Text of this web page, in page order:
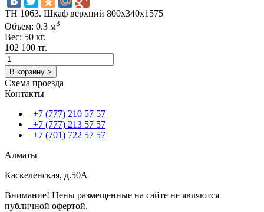
TH 1063. Шкаф верхний 800х340х1575
Объем: 0.3 м3
Вес: 50 кг.
102 100 тг.
В корзину >
Схема проезда
Контакты
+7 (777) 210 57 57
+7 (777) 213 57 57
+7 (701) 722 57 57
Алматы
Каскеленская, д.50А
Внимание! Цены размещенные на сайте не являются
публичной офертой.